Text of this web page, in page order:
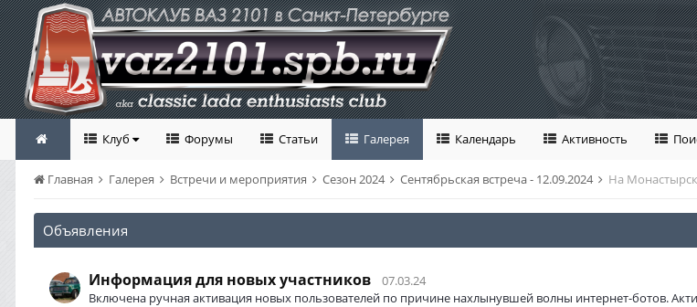
Клуб Форумы Статьи Галерея Календарь Активность
Главная Галерея Встречи и мероприятия Сезон 2024 Сентябрьская встреча - 12.09.2024 На
Объявления
Информация для новых участников
07.03.24
Включена ручная активация новых пользователей по причине нахлынувшей волны интернет-ботов.